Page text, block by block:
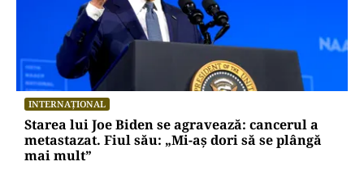
INTERNAȚIONAL
Starea lui Joe Biden se agravează: cancerul a
metastazat. Fiul său: „Mi-aș dori să se plângă
mai mult”